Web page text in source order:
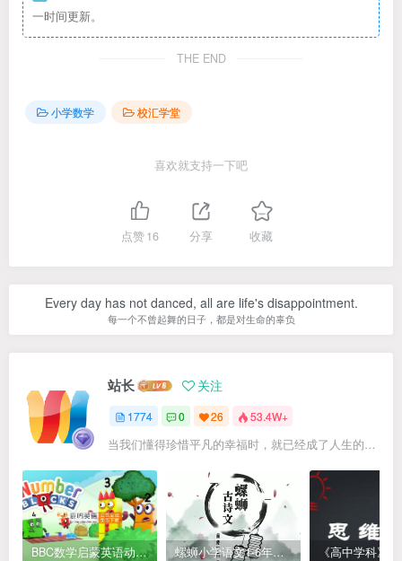
一时间更新。
THE END
小学数学 校汇学堂
喜欢就支持一下吧
点赞16 分享 收藏
Every day has not danced, all are life's disappointment.
每一个不曾起舞的日子，都是对生命的辜负
站长 关注
1774 0 26 53.4W+
当我们懂得珍惜平凡的幸福时，就已经成了人生的赢家
BBC数学启蒙英语动画Numberblocks数字积木，全七季共161集，1080P高清视频带英文字幕 螺蛳小学语文1-6年级《小学古诗文》课程视频